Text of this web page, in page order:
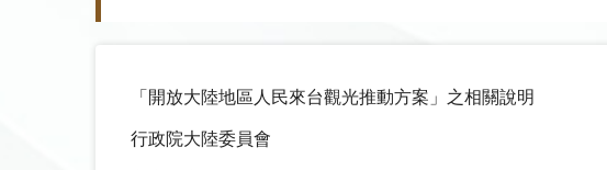
「開放大陸地區人民來台觀光推動方案」之相關說明
行政院大陸委員會